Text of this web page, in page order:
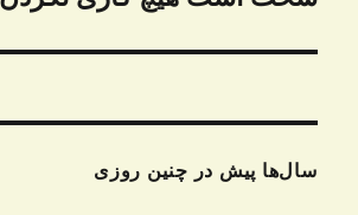
سال‌ها پیش در چنین روزی